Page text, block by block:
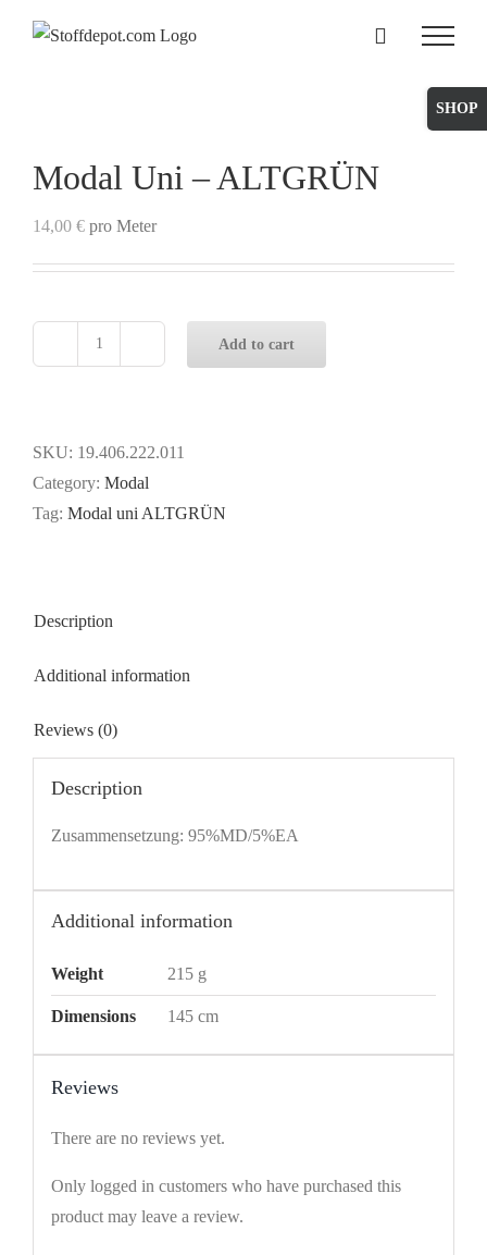
Modal Uni – ALTGRÜN
14,00 € pro Meter
ALTGRÜN
quantity
Add to cart
SKU: 19.406.222.011
Category: Modal
Tag: Modal uni ALTGRÜN
Description
Additional information
Reviews (0)
Description
Zusammensetzung: 95%MD/5%EA
Additional information
Weight 215 g
Dimensions 145 cm
Reviews
There are no reviews yet.
Only logged in customers who have purchased this
product may leave a review.
Toggle
Sliding